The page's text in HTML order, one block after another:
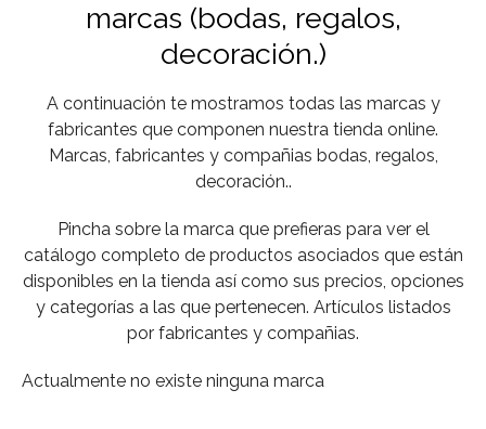
marcas (bodas, regalos,
decoración.)
A continuación te mostramos todas las marcas y
fabricantes que componen nuestra tienda online.
Marcas, fabricantes y compañias bodas, regalos,
decoración..
Pincha sobre la marca que prefieras para ver el
catálogo completo de productos asociados que están
disponibles en la tienda así como sus precios, opciones
y categorías a las que pertenecen. Artículos listados
por fabricantes y compañias.
Actualmente no existe ninguna marca